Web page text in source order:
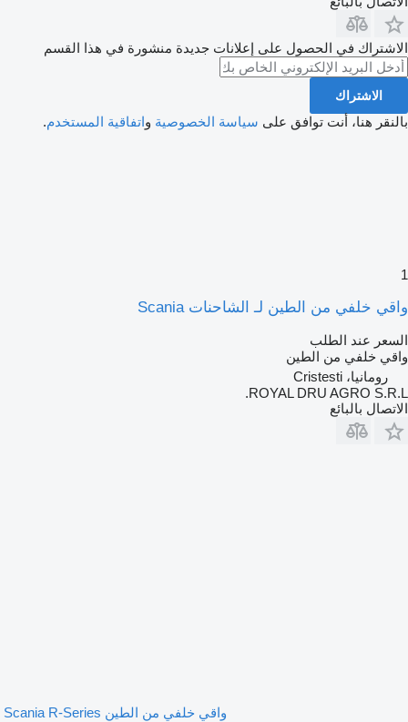
الاشتراك في الحصول على إعلانات جديدة منشورة في هذا القسم
الاشتراك
بالنقر هنا، أنت توافق على سياسة الخصوصية واتفاقية المستخدم.
1
واقي خلفي من الطين لـ الشاحنات Scania
السعر عند الطلب
واقي خلفي من الطين
رومانيا، Cristesti
ROYAL DRU AGRO S.R.L.
الاتصال بالبائع
واقي خلفي من الطين Scania R-Series